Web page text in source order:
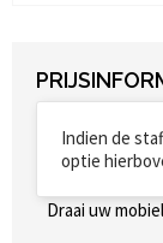
Indien de
optie
Draai uw